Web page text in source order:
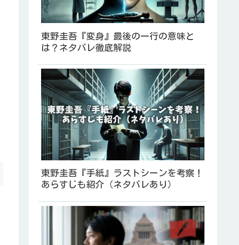
東野圭吾『変身』最後の一行の意味と
は？ネタバレ徹底解説
東野圭吾『手紙』ラストシーンを考察！
あらすじも紹介（ネタバレあり）